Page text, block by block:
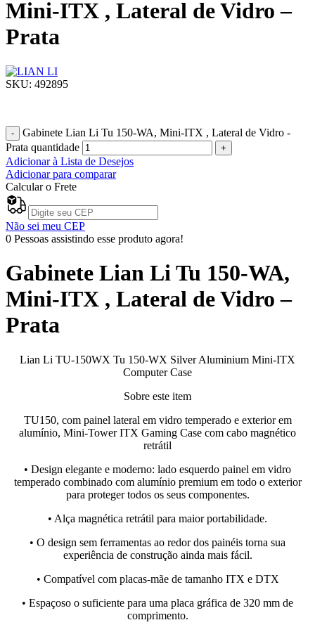
Mini-ITX , Lateral de Vidro –
Prata
SKU: 492895
Gabinete Lian Li Tu 150-WA, Mini-ITX , Lateral de Vidro -
Prata quantidade
Adicionar à Lista de Desejos
Adicionar para comparar
Calcular o Frete
Não sei meu CEP
0 Pessoas assistindo esse produto agora!
Gabinete Lian Li Tu 150-WA,
Mini-ITX , Lateral de Vidro –
Prata
Lian Li TU-150WX Tu 150-WX Silver Aluminium Mini-ITX
Computer Case
Sobre este item
TU150, com painel lateral em vidro temperado e exterior em
alumínio, Mini-Tower ITX Gaming Case com cabo magnético
retrátil
• Design elegante e moderno: lado esquerdo painel em vidro
temperado combinado com alumínio premium em todo o exterior
para proteger todos os seus componentes.
• Alça magnética retrátil para maior portabilidade.
• O design sem ferramentas ao redor dos painéis torna sua
experiência de construção ainda mais fácil.
• Compatível com placas-mãe de tamanho ITX e DTX
• Espaçoso o suficiente para uma placa gráfica de 320 mm de
comprimento.